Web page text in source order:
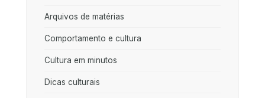
Arquivos de matérias
Comportamento e cultura
Cultura em minutos
Dicas culturais